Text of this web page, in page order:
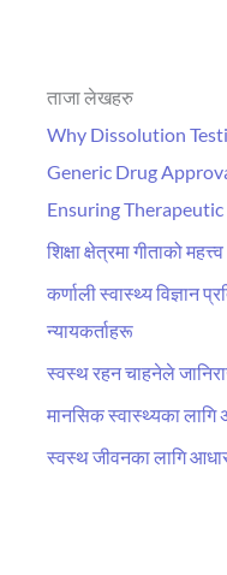
ताजा लेखहरु
Why Dissolution
Generic Drug
Ensuring
शिक्षा क्षेत्रमा गीताको महत्त्व
कर्णाली स्वास्थ्य विज्ञान
न्यायकर्ताहरू
स्वस्थ रहन चाहनेले
मानसिक स्वास्थ्यका
स्वस्थ जीवनका लागि